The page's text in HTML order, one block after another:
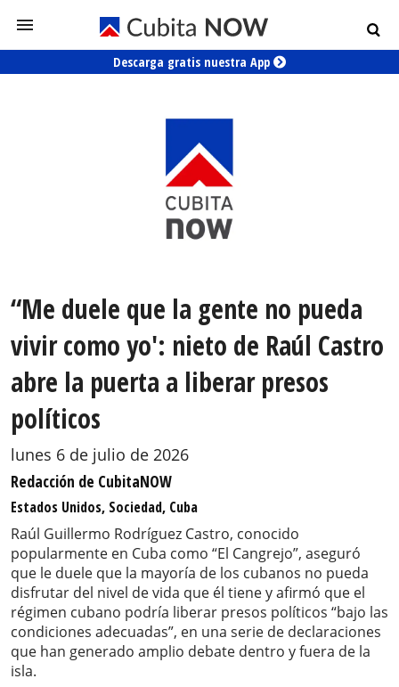
Descarga gratis nuestra App
“Me duele que la gente no pueda
vivir como yo': nieto de Raúl Castro
abre la puerta a liberar presos
políticos
lunes 6 de julio de 2026
Redacción de CubitaNOW
Estados Unidos, Sociedad, Cuba
Raúl Guillermo Rodríguez Castro, conocido
popularmente en Cuba como “El Cangrejo”, aseguró
que le duele que la mayoría de los cubanos no pueda
disfrutar del nivel de vida que él tiene y afirmó que el
régimen cubano podría liberar presos políticos “bajo las
condiciones adecuadas”, en una serie de declaraciones
que han generado amplio debate dentro y fuera de la
isla.